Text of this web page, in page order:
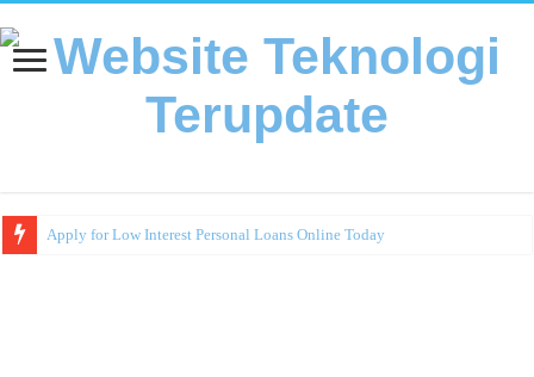
Apply for Low Interest Personal Loans Online Today